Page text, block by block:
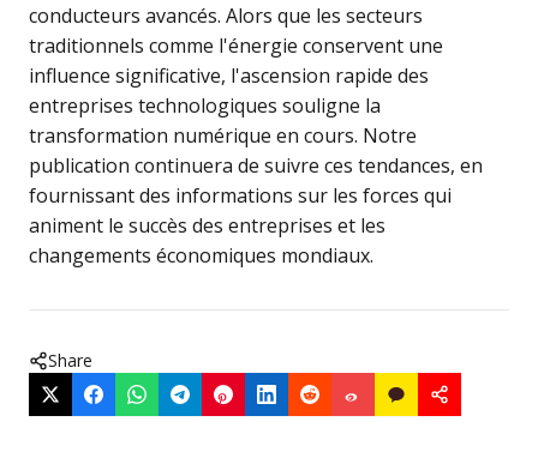
conducteurs avancés. Alors que les secteurs
traditionnels comme l'énergie conservent une
influence significative, l'ascension rapide des
entreprises technologiques souligne la
transformation numérique en cours. Notre
publication continuera de suivre ces tendances, en
fournissant des informations sur les forces qui
animent le succès des entreprises et les
changements économiques mondiaux.
Share